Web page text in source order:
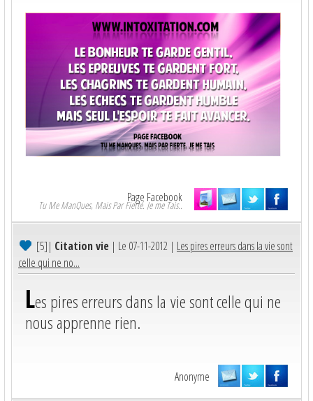
Page Facebook
Tu Me ManQues, Mais Par Fierté. Je me Tais..
[5]| Citation vie | Le 07-11-2012 | Les pires erreurs dans la vie sont
celle qui ne no...
Les pires erreurs dans la vie sont celle qui ne
nous apprenne rien.
Anonyme